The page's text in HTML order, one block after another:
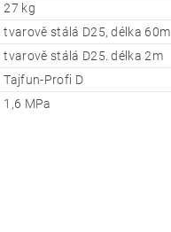
27 kg
tvarově stálá D25, délka 60m
tvarově stálá D25. délka 2m
Tajfun-Profi D
1,6 MPa